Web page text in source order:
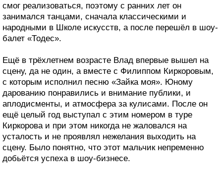
смог реализоваться, поэтому с ранних лет он
занимался танцами, сначала классическими и
народными в Школе искусств, а после перешёл в шоу-
балет «Тодес».
Ещё в трёхлетнем возрасте Влад впервые вышел на
сцену, да не один, а вместе с Филиппом Киркоровым,
с которым исполнил песню «Зайка моя». Юному
дарованию понравились и внимание публики, и
аплодисменты, и атмосфера за кулисами. После он
ещё целый год выступал с этим номером в туре
Киркорова и при этом никогда не жаловался на
усталость и не проявлял нежелания выходить на
сцену. Было понятно, что этот мальчик непременно
добьётся успеха в шоу-бизнесе.